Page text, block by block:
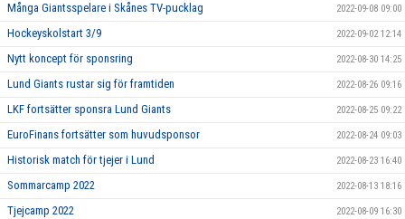
Många Giantsspelare i Skånes TV-pucklag 2022-09-08 09:00
Hockeyskolstart 3/9 2022-09-02 12:14
Nytt koncept för sponsring 2022-08-30 14:25
Lund Giants rustar sig för framtiden 2022-08-26 09:16
LKF fortsätter sponsra Lund Giants 2022-08-25 09:22
EuroFinans fortsätter som huvudsponsor 2022-08-24 09:03
Historisk match för tjejer i Lund 2022-08-23 16:40
Sommarcamp 2022 2022-08-13 18:16
Tjejcamp 2022 2022-08-09 16:30